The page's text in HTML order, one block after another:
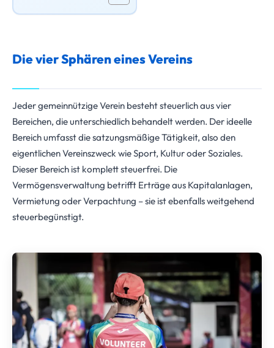
Die vier Sphären eines Vereins
Jeder gemeinnützige Verein besteht steuerlich aus vier
Bereichen, die unterschiedlich behandelt werden. Der ideelle
Bereich umfasst die satzungsmäßige Tätigkeit, also den
eigentlichen Vereinszweck wie Sport, Kultur oder Soziales.
Dieser Bereich ist komplett steuerfrei. Die
Vermögensverwaltung betrifft Erträge aus Kapitalanlagen,
Vermietung oder Verpachtung – sie ist ebenfalls weitgehend
steuerbegünstigt.